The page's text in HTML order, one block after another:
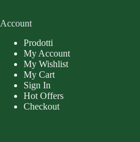
Account
Prodotti
My Account
My Wishlist
My Cart
Sign In
Hot Offers
Checkout